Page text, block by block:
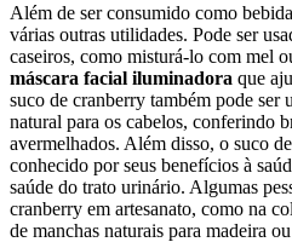
Além de ser consumido como
várias outras utilidades. Pode ser
caseiros, como misturá-lo com mel
máscara facial iluminadora que
suco de cranberry também pode ser
natural para os cabelos, conferindo
avermelhados. Além disso, o suco
conhecido por seus benefícios à
saúde do trato urinário. Algumas
cranberry em artesanato, como na
de manchas naturais para madeira